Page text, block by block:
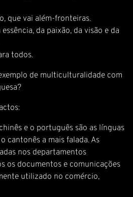
que vai além-fronteiras.
da paixão, da visão e da
todos.
de multiculturalidade com
e o português são as línguas
cantonês a mais falada. As
nos departamentos
os documentos e comunicações
utilizado no comércio,